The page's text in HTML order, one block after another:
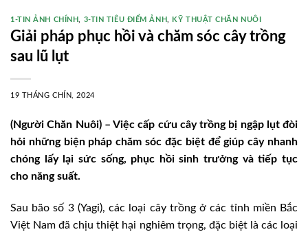
1-TIN ẢNH CHÍNH 3-TIN TIÊU ĐIỂM ẢNH KỸ THUẬT CHĂN NUÔI
Giải pháp phục hồi và chăm sóc cây trồng
sau lũ lụt
19 THÁNG CHÍN, 2024
(Người Chăn Nuôi) – Việc cấp cứu cây trồng bị ngập lụt đòi
hỏi những biện pháp chăm sóc đặc biệt để giúp cây nhanh
chóng lấy lại sức sống, phục hồi sinh trưởng và tiếp tục
cho năng suất.
Sau bão số 3 (Yagi), các loại cây trồng ở các tỉnh miền Bắc
Việt Nam đã chịu thiệt hại nghiêm trọng, đặc biệt là các loại